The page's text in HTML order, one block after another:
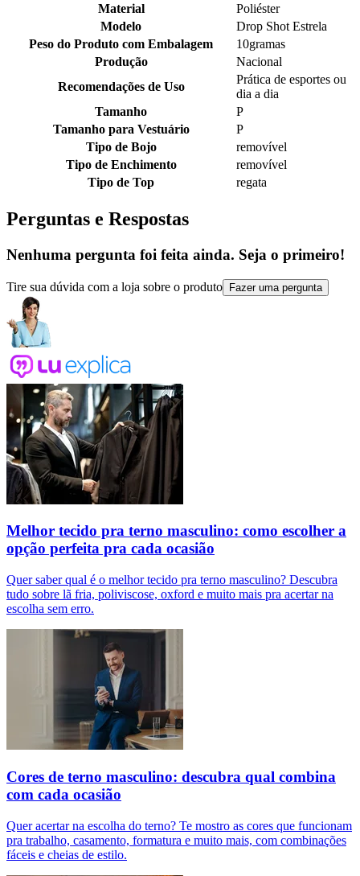
Material
Poliéster
Modelo
Drop Shot Estrela
Peso do Produto com Embalagem
10gramas
Produção
Nacional
Recomendações de Uso
Prática de esportes ou
dia a dia
Tamanho
P
Tamanho para Vestuário
P
Tipo de Bojo
removível
Tipo de Enchimento
removível
Tipo de Top
regata
Perguntas e Respostas
Nenhuma pergunta foi feita ainda. Seja o primeiro!
Tire sua dúvida com a loja sobre o produto Fazer uma pergunta
Melhor tecido pra terno masculino: como escolher a
opção perfeita pra cada ocasião
Quer saber qual é o melhor tecido pra terno masculino? Descubra
tudo sobre lã fria, poliviscose, oxford e muito mais pra acertar na
escolha sem erro.
Cores de terno masculino: descubra qual combina
com cada ocasião
Quer acertar na escolha do terno? Te mostro as cores que funcionam
pra trabalho, casamento, formatura e muito mais, com combinações
fáceis e cheias de estilo.